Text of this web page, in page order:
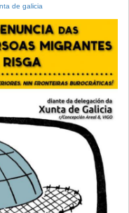
de galicia